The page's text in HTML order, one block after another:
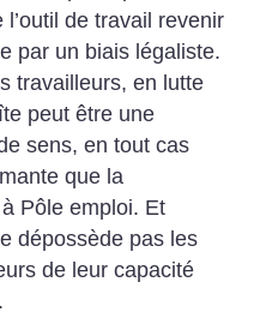
de travail revenir
par un biais légaliste.
travailleurs, en lutte
peut être une
sens, en tout cas
que la
Pôle emploi. Et
dépossède pas les
de leur capacité